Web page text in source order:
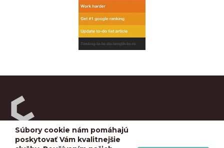
RecruLab s.r.o.
Súbory cookie nám pomáhajú
poskytovať Vám kvalitnejšie